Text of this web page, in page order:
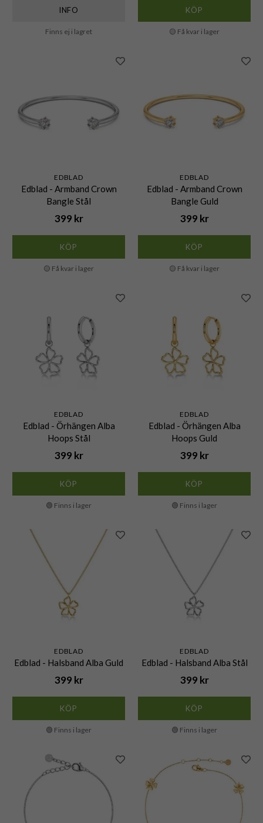
INFO
Finns ej i lagret
KÖP
🟡 Få kvar i lager
EDBLAD
Edblad - Armband Crown
Bangle Stål
399 kr
KÖP
🟡 Få kvar i lager
EDBLAD
Edblad - Armband Crown
Bangle Guld
399 kr
KÖP
🟡 Få kvar i lager
EDBLAD
Edblad - Örhängen Alba
Hoops Stål
399 kr
KÖP
🟢 Finns i lager
EDBLAD
Edblad - Örhängen Alba
Hoops Guld
399 kr
KÖP
🟢 Finns i lager
EDBLAD
Edblad - Halsband Alba Guld
399 kr
KÖP
🟢 Finns i lager
EDBLAD
Edblad - Halsband Alba Stål
399 kr
KÖP
🟢 Finns i lager